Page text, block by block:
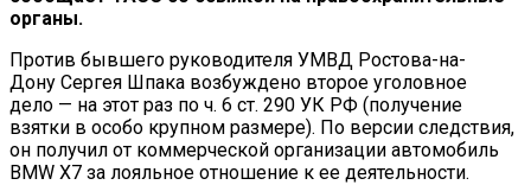
органы.
Против бывшего руководителя УМВД Ростова-на-
Дону Сергея Шпака возбуждено второе уголовное
дело — на этот раз по ч. 6 ст. 290 УК РФ (получение
взятки в особо крупном размере). По версии следствия,
он получил от коммерческой организации автомобиль
BMW X7 за лояльное отношение к ее деятельности.